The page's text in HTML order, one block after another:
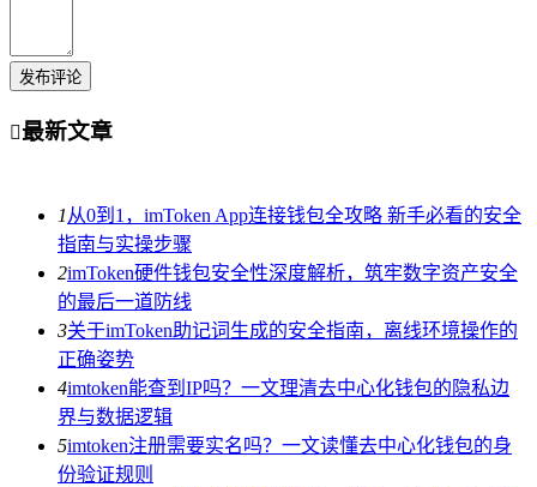
发布评论
最新文章
1 从0到1，imToken App连接钱包全攻略 新手必看的安全
指南与实操步骤
2imToken硬件钱包安全性深度解析，筑牢数字资产安全
的最后一道防线
3关于imToken助记词生成的安全指南，离线环境操作的
正确姿势
4imtoken能查到IP吗？一文理清去中心化钱包的隐私边
界与数据逻辑
5imtoken注册需要实名吗？一文读懂去中心化钱包的身
份验证规则